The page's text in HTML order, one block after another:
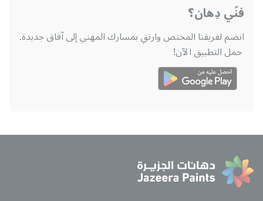
فنّي دِهان؟
انضم لفريقنا المختص وارتقِ بمسارك المهني إلى آفاق جديدة.
حمل التطبيق الآن!